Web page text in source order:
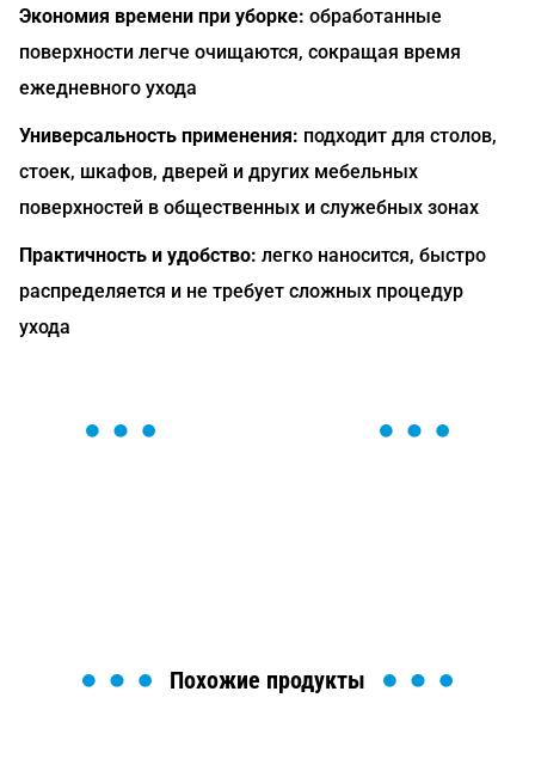
Экономия времени при уборке: обработанные
поверхности легче очищаются, сокращая время
ежедневного ухода
Универсальность применения: подходит для столов,
стоек, шкафов, дверей и других мебельных
поверхностей в общественных и служебных зонах
Практичность и удобство: легко наносится, быстро
распределяется и не требует сложных процедур
ухода
Похожие продукты